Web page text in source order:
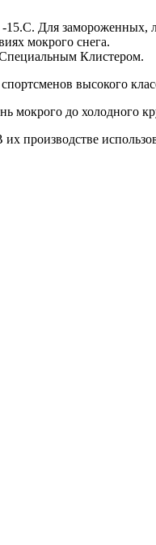
Для замороженных,
мокрого снега.
Клистером.
высокого
мокрого до холодного
производстве